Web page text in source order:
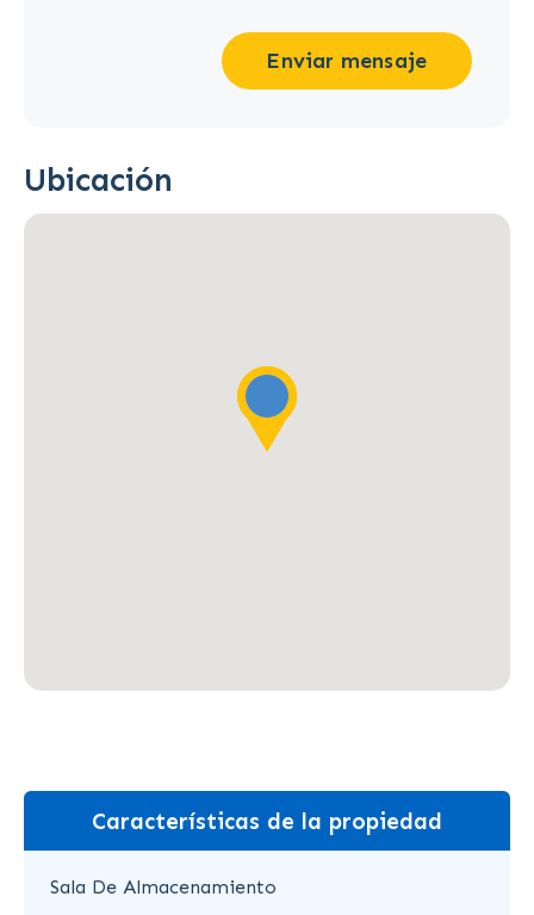
Enviar mensaje
Ubicación
Características de la propiedad
Sala De Almacenamiento